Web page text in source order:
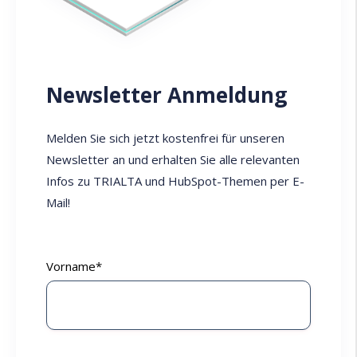
Newsletter Anmeldung
Melden Sie sich jetzt kostenfrei für unseren
Newsletter an und erhalten Sie alle relevanten
Infos zu TRIALTA und HubSpot-Themen per E-
Mail!
Vorname*